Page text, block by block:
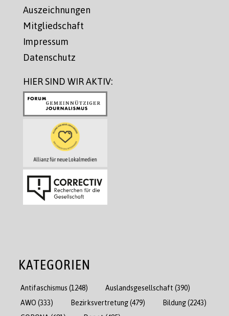
Auszeichnungen
Mitgliedschaft
Impressum
Datenschutz
HIER SIND WIR AKTIV:
KATEGORIEN
Antifaschismus (1248) Auslandsgesellschaft (390)
AWO (333) Bezirksvertretung(479) Bildung(2243)